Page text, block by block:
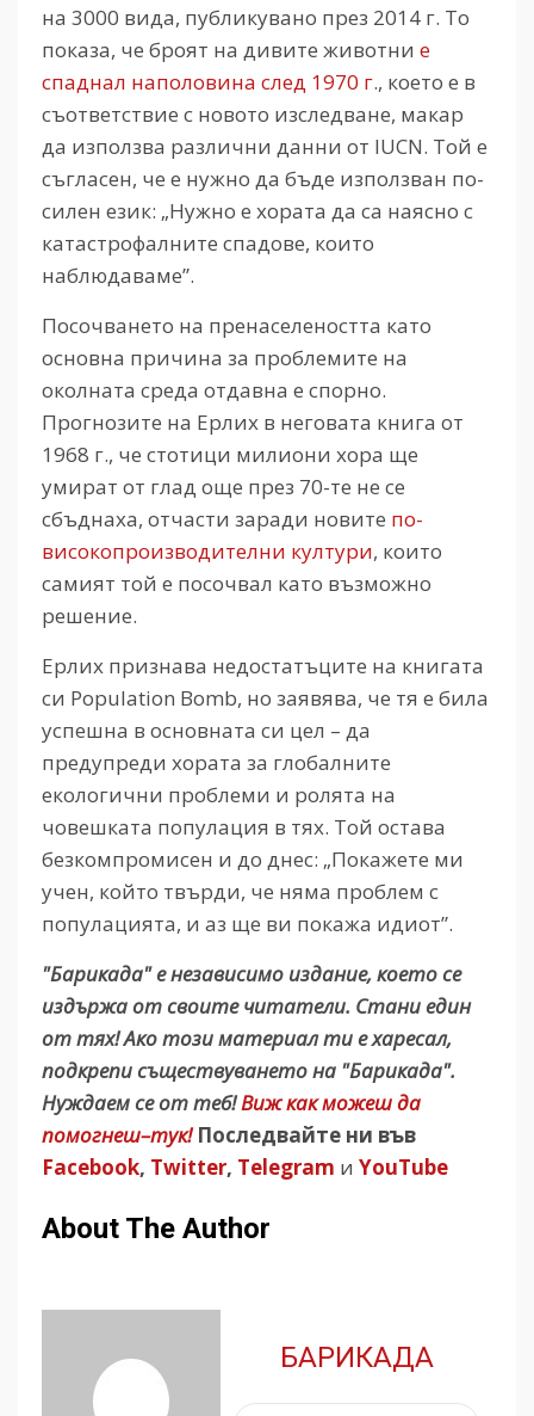
на 3000 вида, публикувано през 2014 г. То
показа, че броят на дивите животни е
спаднал наполовина след 1970 г., което е в
съответствие с новото изследване, макар
да използва различни данни от IUCN. Той е
съгласен, че е нужно да бъде използван по-
силен език: „Нужно е хората да са наясно с
катастрофалните спадове, които
наблюдаваме”.
Посочването на пренаселеността като
основна причина за проблемите на
околната среда отдавна е спорно.
Прогнозите на Ерлих в неговата книга от
1968 г., че стотици милиони хора ще
умират от глад още през 70-те не се
сбъднаха, отчасти заради новите по-
високопроизводителни култури, които
самият той е посочвал като възможно
решение.
Ерлих признава недостатъците на книгата
си Population Bomb, но заявява, че тя е била
успешна в основната си цел – да
предупреди хората за глобалните
екологични проблеми и ролята на
човешката популация в тях. Той остава
безкомпромисен и до днес: „Покажете ми
учен, който твърди, че няма проблем с
популацията, и аз ще ви покажа идиот”.
"Барикада" е независимо издание, което се
издържа от своите читатели. Стани един
от тях! Ако този материал ти е харесал,
подкрепи съществуването на "Барикада".
Нуждаем се от теб!Виж как можеш да
помогнеш–тук! Последвайте ни във
Facebook, Twitter, Telegram и YouTube
About The Author
БАРИКАДА